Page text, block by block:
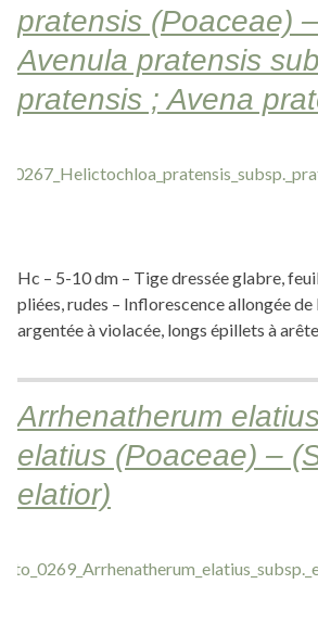
pratensis (Poaceae)
Avenula pratensis
pratensis ; Avena
Hc – 5-10 dm – Tige dressée glabre,
pliées, rudes – Inflorescence allongée
argentée à violacée, longs épillets à
Arrhenatherum
elatius (Poaceae) –
elatior)